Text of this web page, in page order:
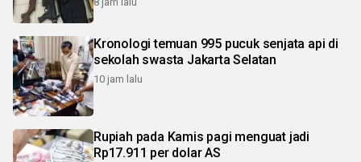
Kronologi temuan 995 pucuk senjata api di
sekolah swasta Jakarta Selatan
10 jam lalu
Rupiah pada Kamis pagi menguat jadi
Rp17.911 per dolar AS